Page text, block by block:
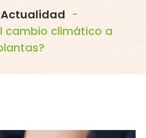
Actualidad -
cambio climático a